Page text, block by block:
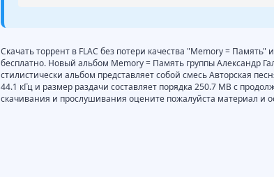
Скачать торрент в FLAC без потери качества "Memory = Память"
бесплатно. Новый альбом Memory = Память группы Александр
стилистически альбом представляет собой смесь Авторская
44.1 кГц и размер раздачи составляет порядка 250.7 MB с
скачивания и прослушивания оцените пожалуйста материал и